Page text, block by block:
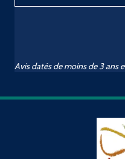
Avis datés de moins de 3 ans